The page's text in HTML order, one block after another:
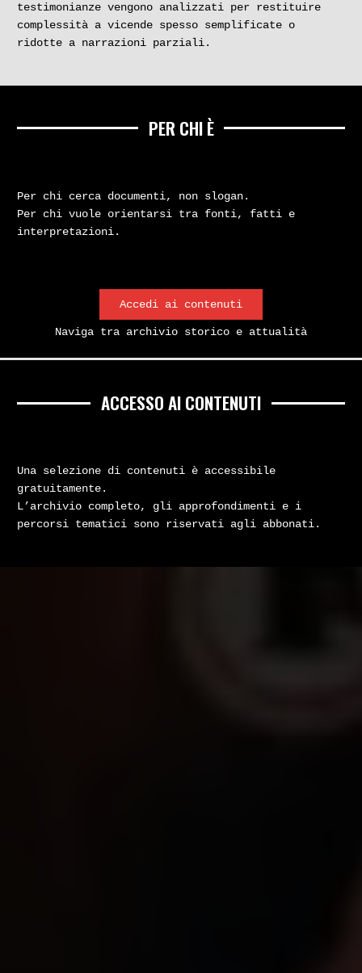
testimonianze vengono analizzati per restituire
complessità a vicende spesso semplificate o
ridotte a narrazioni parziali.
PER CHI È
Per chi cerca documenti, non slogan.
Per chi vuole orientarsi tra fonti, fatti e
interpretazioni.
Accedi ai contenuti
Naviga tra archivio storico e attualità
ACCESSO AI CONTENUTI
Una selezione di contenuti è accessibile
gratuitamente.
L’archivio completo, gli approfondimenti e i
percorsi tematici sono riservati agli abbonati.